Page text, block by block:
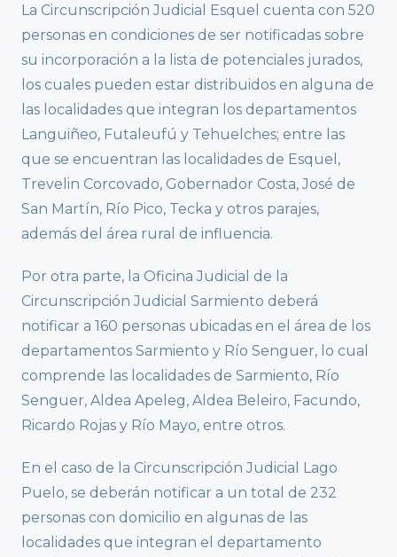
La Circunscripción Judicial Esquel cuenta con 520
personas en condiciones de ser notificadas sobre
su incorporación a la lista de potenciales jurados,
los cuales pueden estar distribuidos en alguna de
las localidades que integran los departamentos
Languiñeo, Futaleufú y Tehuelches; entre las
que se encuentran las localidades de Esquel,
Trevelin Corcovado, Gobernador Costa, José de
San Martín, Río Pico, Tecka y otros parajes,
además del área rural de influencia.
Por otra parte, la Oficina Judicial de la
Circunscripción Judicial Sarmiento deberá
notificar a 160 personas ubicadas en el área de los
departamentos Sarmiento y Río Senguer, lo cual
comprende las localidades de Sarmiento, Río
Senguer, Aldea Apeleg, Aldea Beleiro, Facundo,
Ricardo Rojas y Río Mayo, entre otros.
En el caso de la Circunscripción Judicial Lago
Puelo, se deberán notificar a un total de 232
personas con domicilio en algunas de las
localidades que integran el departamento